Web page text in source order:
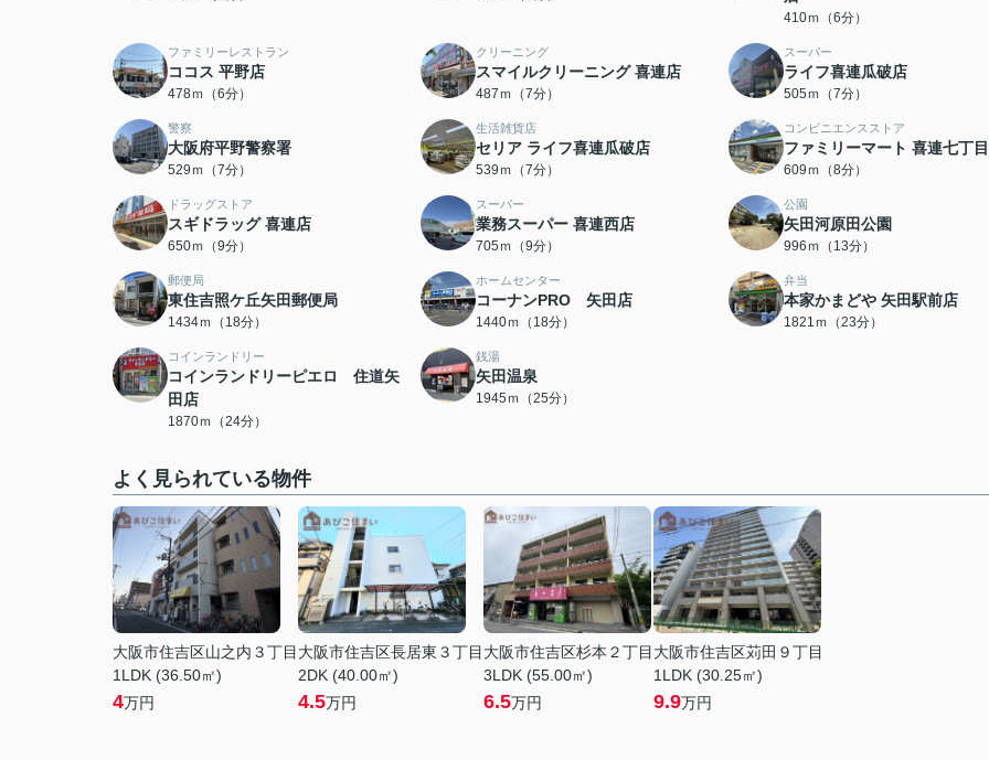
410ｍ（6分）
ファミリーレストラン
ココス 平野店
478ｍ（6分）
クリーニング
スマイルクリーニング 喜連店
487ｍ（7分）
スーパー
ライフ喜連瓜破店
505ｍ（7分）
警察
大阪府平野警察署
529ｍ（7分）
生活雑貨店
セリア ライフ喜連瓜破店
539ｍ（7分）
コンビニエンスストア
ファミリーマート 喜連七丁
609ｍ（8分）
ドラッグストア
スギドラッグ 喜連店
650ｍ（9分）
スーパー
業務スーパー 喜連西店
705ｍ（9分）
公園
矢田河原田公園
996ｍ（13分）
郵便局
東住吉照ケ丘矢田郵便局
1434ｍ（18分）
ホームセンター
コーナンPRO 矢田店
1440ｍ（18分）
弁当
本家かまどや 矢田駅前店
1821ｍ（23分）
コインランドリー
コインランドリーピエロ 住道矢
田店
1870ｍ（24分）
銭湯
矢田温泉
1945ｍ（25分）
よく見られている物件
大阪市住吉区山之内３丁目
1LDK (36.50㎡)
4万円
大阪市住吉区長居東３丁目
2DK (40.00㎡)
4.5万円
大阪市住吉区杉本２丁目
3LDK (55.00㎡)
6.5万円
大阪市住吉区苅田９丁目
1LDK (30.25㎡)
9.9万円